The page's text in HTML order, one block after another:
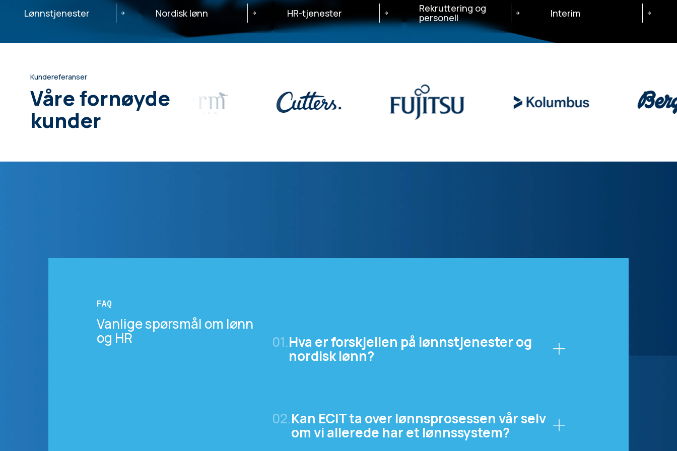
Lønnstjenester Nordisk lønn HR-tjenester Rekruttering og
personell Interim
Kundereferanser
Våre fornøyde
kunder
FAQ
Vanlige spørsmål om lønn
og HR 01.Hva er forskjellen på lønnstjenester og
nordisk lønn?
02.Kan ECIT ta over lønnsprosessen vår selv
om vi allerede har et lønnssystem?